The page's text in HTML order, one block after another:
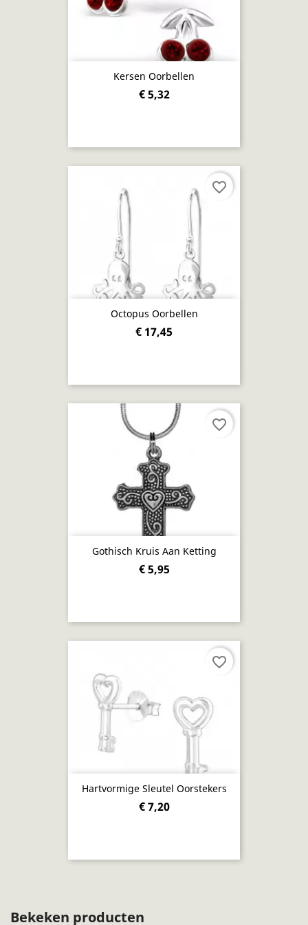
Kersen Oorbellen
€ 5,32
Octopus Oorbellen
€ 17,45
favorite_border
Gothisch Kruis Aan Ketting
€ 5,95
favorite_border
Hartvormige Sleutel Oorstekers
€ 7,20
favorite_border
Bekeken producten